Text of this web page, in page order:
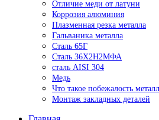
Отличие меди от латуни
Коррозия алюминия
Плазменная резка металла
Гальваника металла
Сталь 65Г
Сталь 36Х2Н2МФА
сталь AISI 304
Медь
Что такое побежалость
Монтаж закладных деталей